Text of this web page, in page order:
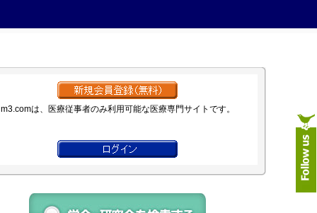
m3.comは、医療従事者のみ利用可能な医療専門サイトです。